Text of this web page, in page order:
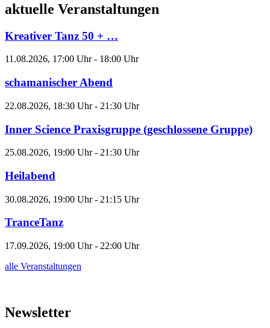
aktuelle Veranstaltungen
Kreativer Tanz 50 + …
11.08.2026, 17:00 Uhr - 18:00 Uhr
schamanischer Abend
22.08.2026, 18:30 Uhr - 21:30 Uhr
Inner Science Praxisgruppe (geschlossene Gruppe)
25.08.2026, 19:00 Uhr - 21:30 Uhr
Heilabend
30.08.2026, 19:00 Uhr - 21:15 Uhr
TranceTanz
17.09.2026, 19:00 Uhr - 22:00 Uhr
alle Veranstaltungen
Newsletter